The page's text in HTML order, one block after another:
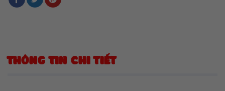
THÔNG TIN CHI TIẾT